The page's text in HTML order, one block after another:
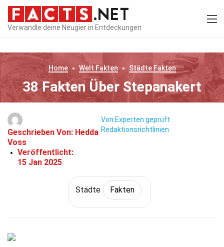
Verwandle deine Neugier in Entdeckungen
Home Welt Fakten StädteFakten
38 Fakten Über Stepanakert
Geschrieben Von: Hedda
Voss
Veröffentlicht:
15 Jan 2025
Von Experten geprüft
Redaktionsrichtlinien
Städte Fakten